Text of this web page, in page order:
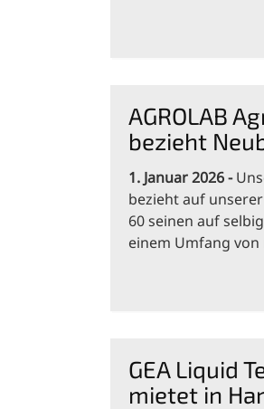
AGROLAB
bezieht
1. Januar 2026
bezieht auf
60 seinen auf
einem Umfang von
GEA Liquid
mietet in